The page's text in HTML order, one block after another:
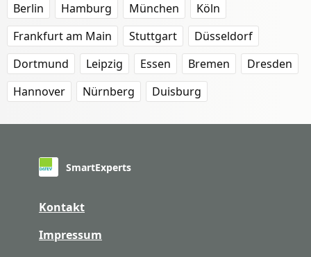
Berlin Hamburg München
Köln
Frankfurt am Main
Stuttgart
Düsseldorf
Dortmund
Leipzig Essen Bremen
Dresden
Hannover
Nürnberg Duisburg
SmartExperts
Kontakt
Impressum